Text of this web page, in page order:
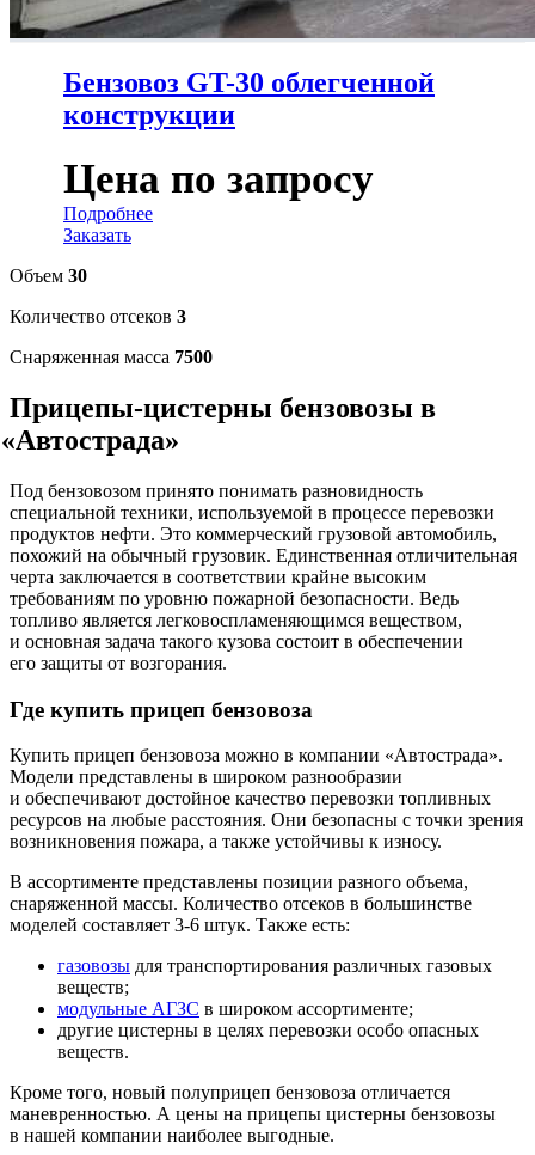
Бензовоз GT-30 облегченной
конструкции
Цена по запросу
Подробнее
Заказать
Объем 30
Количество отсеков 3
Снаряженная масса 7500
Прицепы-цистерны бензовозы в
«Автострада»
Под бензовозом принято понимать разновидность
специальной техники, используемой в процессе перевозки
продуктов нефти. Это коммерческий грузовой автомобиль,
похожий на обычный грузовик. Единственная отличительная
черта заключается в соответствии крайне высоким
требованиям по уровню пожарной безопасности. Ведь
топливо является легковоспламеняющимся веществом,
и основная задача такого кузова состоит в обеспечении
его защиты от возгорания.
Где купить прицеп бензовоза
Купить прицеп бензовоза можно в компании «Автострада».
Модели представлены в широком разнообразии
и обеспечивают достойное качество перевозки топливных
ресурсов на любые расстояния. Они безопасны с точки зрения
возникновения пожара, а также устойчивы к износу.
В ассортименте представлены позиции разного объема,
снаряженной массы. Количество отсеков в большинстве
моделей составляет 3-6 штук. Также есть:
газовозы для транспортирования различных газовых
веществ;
модульные АГЗС в широком ассортименте;
другие цистерны в целях перевозки особо опасных
веществ.
Кроме того, новый полуприцеп бензовоза отличается
маневренностью. А цены на прицепы цистерны бензовозы
в нашей компании наиболее выгодные.